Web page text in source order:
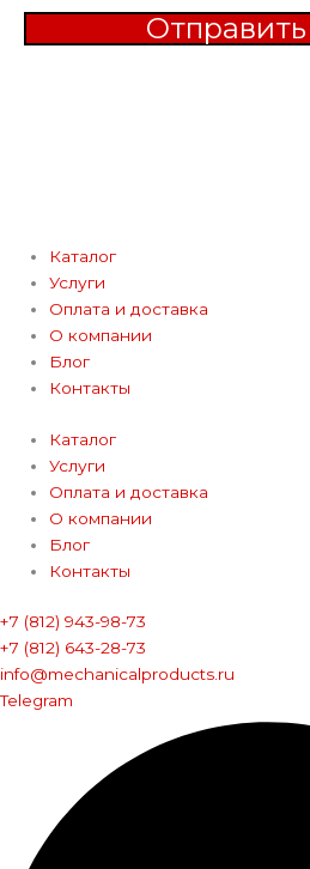
Отправить
Каталог
Услуги
Оплата и доставка
О компании
Блог
Контакты
Каталог
Услуги
Оплата и доставка
О компании
Блог
Контакты
+7 (812) 943-98-73
+7 (812) 643-28-73
info@mechanicalproducts.ru
Telegram